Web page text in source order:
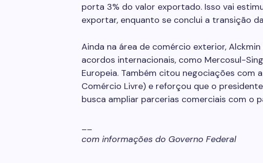
porta 3% do valor exportado. Isso vai
exportar, enquanto se conclui a transição
Ainda na área de comércio exterior,
acordos internacionais, como Mercosul-
Europeia. Também citou negociações com
Comércio Livre) e reforçou que o
busca ampliar parcerias comerciais com o
com informações do Governo Federal